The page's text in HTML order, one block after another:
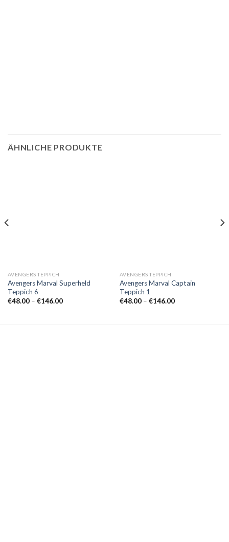
ÄHNLICHE PRODUKTE
AVENGERS TEPPICH
Avengers Marval Superheld
Teppich 6
€48.00 – €146.00Preisspanne:
AVENGERS TEPPICH
Avengers Marval Captain
Teppich 1
€48.00 – €146.00Preisspanne: